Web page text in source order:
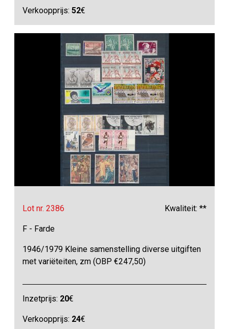
Verkoopprijs:52€
Lot nr. 2386 Kwaliteit: **
F - Farde
1946/1979 Kleine samenstelling diverse uitgiften
met variëteiten, zm (OBP €247,50)
Inzetprijs: 20€
Verkoopprijs: 24€